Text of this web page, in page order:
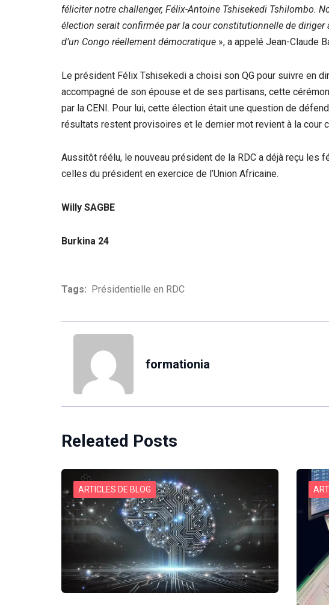
féliciter notre challenger, Félix-Antoine Tshisekedi Tshilombo.
élection serait confirmée par la cour constitutionnelle de diriger
d’un Congo réellement démocratique », a appelé Jean-Claude
Le président Félix Tshisekedi a choisi son QG pour suivre en
accompagné de son épouse et de ses partisans, cette
par la CENI. Pour lui, cette élection était une question de
résultats restent provisoires et le dernier mot revient à la cour
Aussitôt réélu, le nouveau président de la RDC a déjà reçu les
celles du président en exercice de l’Union Africaine.
Willy SAGBE
Burkina 24
Tags: Présidentielle en RDC
formationia
Releated Posts
ARTICLES DE BLOG